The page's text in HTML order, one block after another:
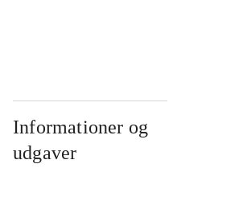
Informationer og
udgaver